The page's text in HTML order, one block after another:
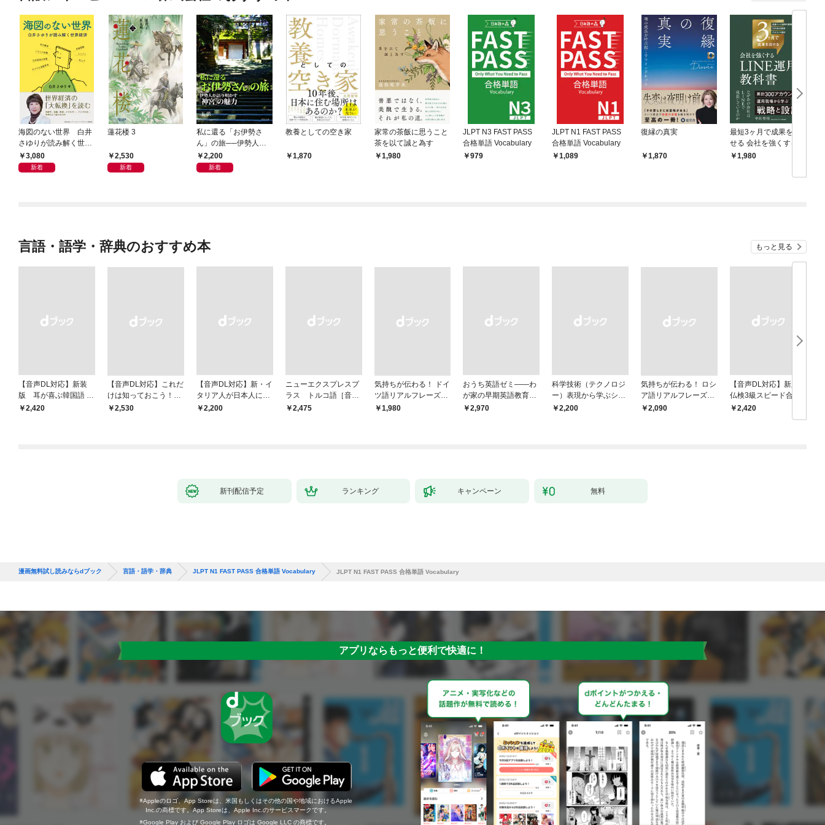
海図のない世界 白井
さゆりが読み解く世界
経済3,080
新着
蓮花楼 3
2,530
新着
私に還る「お伊勢さ
ん」の旅──伊勢人が
語り明かす「神宮」の
魅力
2,200
新着
教養としての空き家
1,870
家常の茶飯に思うこと
茶を以て誠と為す
1,980
JLPT N3 FAST PASS
合格単語 Vocabulary
979
JLPT N1 FAST PASS
合格単語 Vocabulary
1,089
復縁の真実
1,870
最短3ヶ月で成果を出
せる 会社を強くする LI
NE運用の教科書
1,980
言語・語学・辞典のおすすめ本 もっと見る
【音声DL対応】新装
版 耳が喜ぶ韓国語 リ
スニング体得トレーニ
￥2,420
【音声DL対応】これだ
けは知っておこう！
新装版 会話と作文に役
￥2,530
【音声DL対応】新・イ
タリア人が日本人によ
く聞く100の質問
￥2,200
ニューエクスプレスプ
ラス トルコ語［音声
DL版］
￥2,475
気持ちが伝わる！ ドイ
ツ語リアルフレーズB
OOK〈新装版〉
￥1,980
おうち英語ゼミ――わ
が家の早期英語教育を
研究者とデザインする
￥2,970
科学技術（テクノロジ
ー）表現から学ぶシン
プル英語
￥2,200
気持ちが伝わる！ ロシ
ア語リアルフレーズB
OOK〈新装版〉
￥2,090
【音声DL対応】新版
仏検3級スピード合格
￥2,420
新刊配信予定 ランキング キャンペーン 無料
漫画無料試し読みならdブック 言語・語学・辞典 JLPT N1 FAST PASS 合格単語 Vocabulary JLPT N1 FAST PASS 合格単語 Vocabulary
アプリならもっと便利で快適に！
Appleのロゴ、App Storeは、米国もしくはその他の国や地域におけるApple
Inc.の商標です。App Storeは、Apple Inc.のサービスマークです。
Google Play および Google Play ロゴは Google LLC の商標です。